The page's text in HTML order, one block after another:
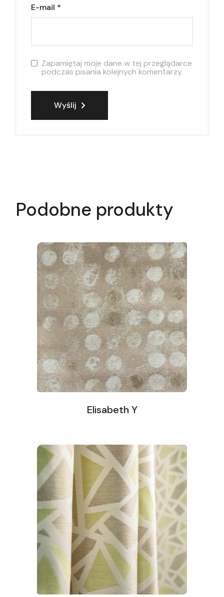
E-mail *
Zapamiętaj moje dane w tej przeglądarce
podczas pisania kolejnych komentarzy.
Wyślij
Podobne produkty
Elisabeth Y